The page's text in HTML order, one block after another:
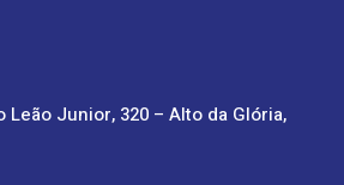
Leão Junior, 320 – Alto da Glória,